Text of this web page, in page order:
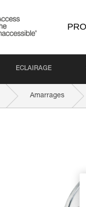
ECLAIRAGE
Amarrages